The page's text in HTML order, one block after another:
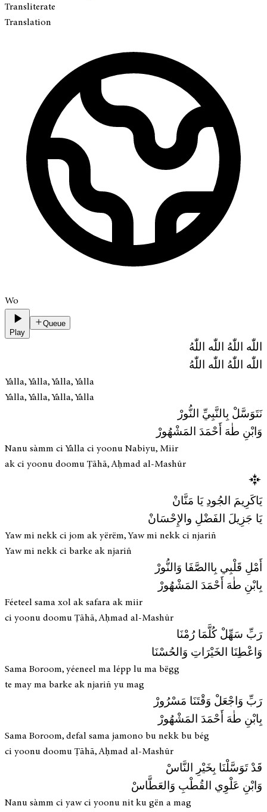
Transliterate
Translation
Wo
Play
Queue
اللّٰه اللّٰهُ اللّٰه اللّٰهُ
اللّٰه اللّٰهُ اللّٰه اللّٰهُ
Yàlla, Yàlla, Yàlla, Yàlla
Yàlla, Yàlla, Yàlla, Yàlla
نَتَوَسَّلْ بِالنَّبِيِّ النُّورْ
وَابْنِ طٰهَ أَحْمَدَ المَشْهُورْ
Nanu sàmm ci Yàlla ci yoonu Nabiyu, Miir
ak ci yoonu doomu Ṭāhā, Aḥmad al-Mashūr
يَاكَرِيمَ الجُودِ يَا مَنَّانْ
يَا جَزِيلَ الفَضْلِ والإِحْسَانْ
Yaw mi nekk ci jom ak yërëm, Yaw mi nekk ci njariñ
Yaw mi nekk ci barke ak njariñ
أَمْلِ قَلْبِي بِاالصَّفَا وَالنُّورْ
بِابْنِ طٰهَ أَحْمَدَ المَشْهُورْ
Féeteel sama xol ak safara ak miir
ci yoonu doomu Ṭāhā, Aḥmad al-Mashūr
رَبِّ سَهِّلْ كُلَّمَا رُمْنَا
وَاعْطِنَا الخَيْرَاتِ وَالحُسْنَا
Sama Boroom, yéeneel ma lépp lu ma bëgg
te may ma barke ak njariñ yu mag
رَبِّ وَاجْعَلْ وَقْتَنَا مَسْرُورْ
بِابْنِ طٰهَ أَحْمَدَ المَشْهُورْ
Sama Boroom, defal sama jamono bu nekk bu bég
ci yoonu doomu Ṭāhā, Aḥmad al-Mashūr
قَدْ تَوَسَّلْنَا بِخَيْرِ النَّاسْ
وَابْنِ عَلْوِي القُطْبِ وَالعَطَّاسْ
Nanu sàmm ci yaw ci yoonu nit ku gën a mag